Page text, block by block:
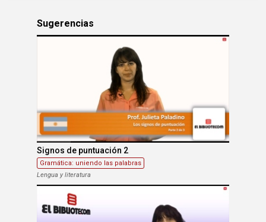
Sugerencias
Signos de puntuación 2
Gramática: uniendo las palabras
Lengua y literatura